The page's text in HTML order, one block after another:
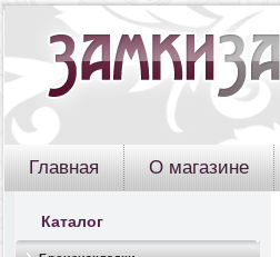
Главная О магазине
Каталог